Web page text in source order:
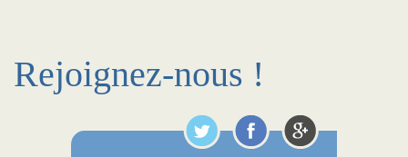
Rejoignez-nous !